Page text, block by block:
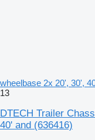
wheelbase 2x 20', 30',
13
DTECH Trailer
40' and (636416)